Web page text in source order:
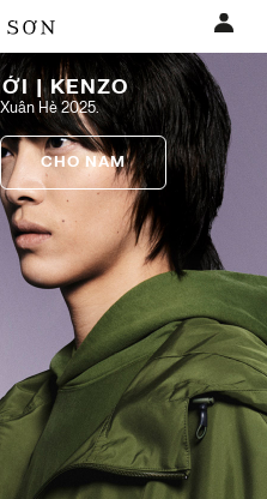
| KENZO
Hè 2025.
CHO NAM